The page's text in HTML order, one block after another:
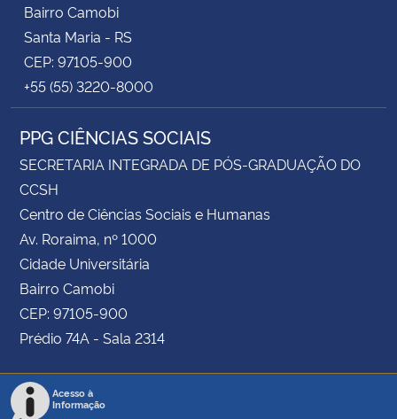
Bairro Camobi
Santa Maria - RS
CEP: 97105-900
+55 (55) 3220-8000
PPG CIÊNCIAS SOCIAIS
SECRETARIA INTEGRADA DE PÓS-GRADUAÇÃO DO
CCSH
Centro de Ciências Sociais e Humanas
Av. Roraima, nº 1000
Cidade Universitária
Bairro Camobi
CEP: 97105-900
Prédio 74A - Sala 2314
Acesso à
Informação